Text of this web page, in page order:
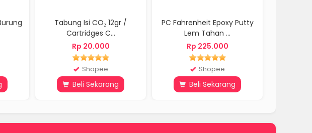
Tabung Isi CO₂ 12gr /
Cartridges C...
Rp 20.000
Shopee
Beli Sekarang
PC Fahrenheit Epoxy Putty
Lem Tahan ...
Rp 225.000
Shopee
Beli Sekarang